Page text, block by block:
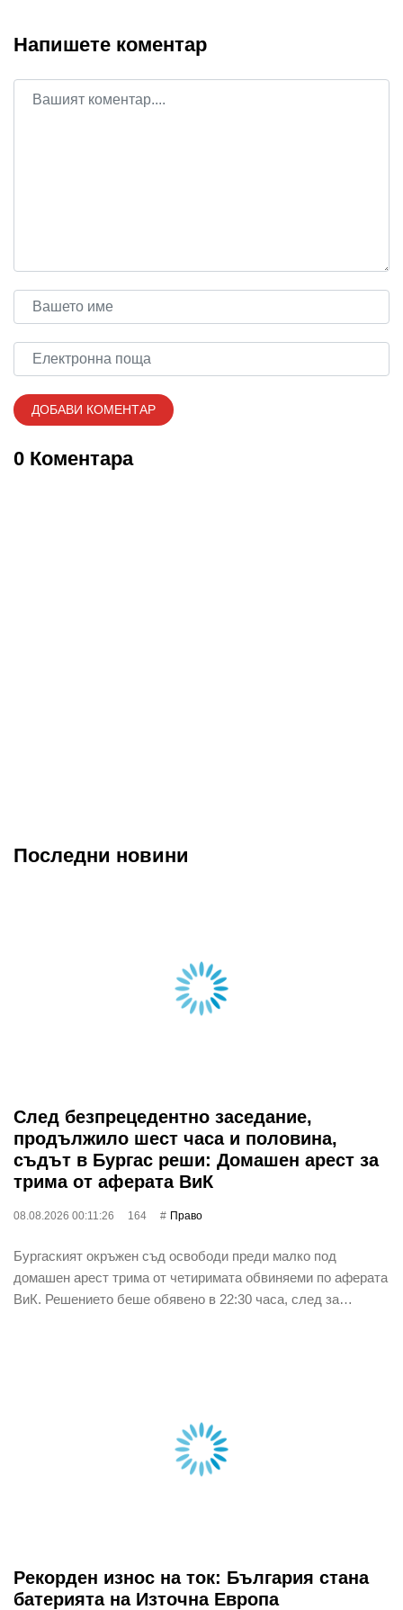
Напишете коментар
0 Коментара
Последни новини
След безпрецедентно заседание,
продължило шест часа и половина,
съдът в Бургас реши: Домашен арест за
трима от аферата ВиК
08.08.2026 00:11:26 164 Право
Бургаският окръжен съд освободи преди малко под
домашен арест трима от четиримата обвиняеми по аферата
ВиК. Решението беше обявено в 22:30 часа, след за…
Рекорден износ на ток: България стана
батерията на Източна Европа